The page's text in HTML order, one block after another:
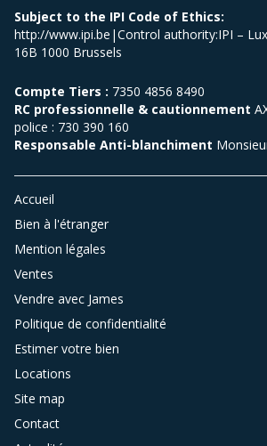
Subject to the IPI Code of Ethics:
http://www.ipi.be|Control authority:IPI –
16B 1000 Brussels
Compte Tiers : 7350 4856 8490
RC professionnelle & cautionnement
police : 730 390 160
Responsable Anti-blanchiment
Accueil
Bien à l'étranger
Mention légales
Ventes
Vendre avec James
Politique de confidentialité
Estimer votre bien
Locations
Site map
Contact